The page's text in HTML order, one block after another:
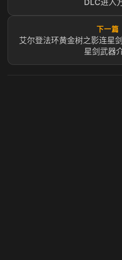
DLC进入
下一篇
艾尔登法环黄金树之影连星
星剑武器